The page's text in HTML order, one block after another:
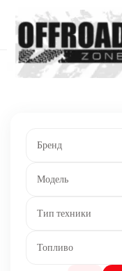
Главная Listings
алюминиевые с бедлоками
Бренд
Модель
Тип техники
Топливо